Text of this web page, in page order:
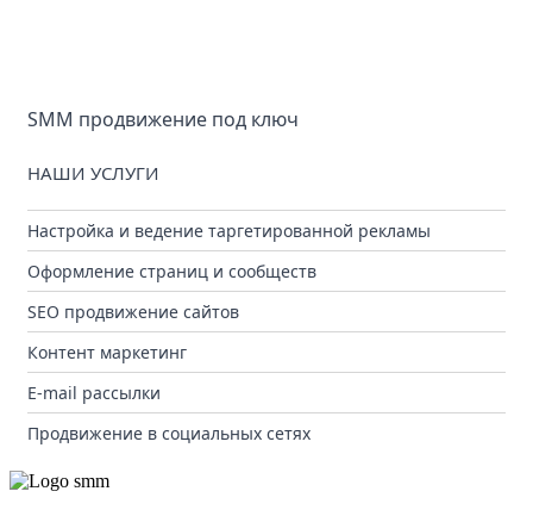
SMM продвижение под ключ
НАШИ УСЛУГИ
Настройка и ведение таргетированной рекламы
Оформление страниц и сообществ
SEO продвижение сайтов
Контент маркетинг
E-mail рассылки
Продвижение в социальных сетях